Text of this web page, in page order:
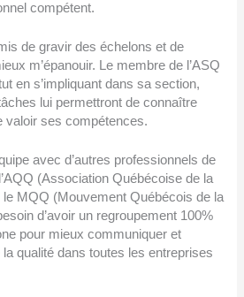
compétent.
de gravir des échelons et de
m’épanouir. Le membre de l’ASQ
en s’impliquant dans sa section,
lui permettront de connaître
valoir ses compétences.
avec d’autres professionnels de
(Association Québécoise de la
le MQQ (Mouvement Québécois de la
d’avoir un regroupement 100%
pour mieux communiquer et
qualité dans toutes les entreprises